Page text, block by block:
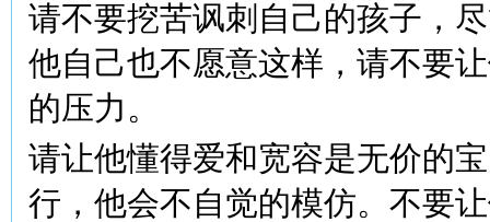
请不要挖苦讽刺自己的孩子，
他自己也不愿意这样，请不要
的压力。
请让他懂得爱和宽容是无价的
行，他会不自觉的模仿。不要